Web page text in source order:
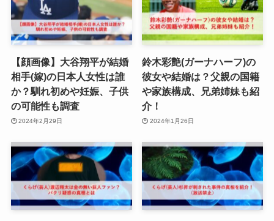
【顔画像】大谷翔平が結婚
相手(嫁)の日本人女性は誰
か？馴れ初めや妊娠、子供
の可能性も調査
2024年2月29日
鈴木彩艶(ガーナハーフ)の
彼女や結婚は？父親の国籍
や家族構成、兄弟姉妹も紹
介！
2024年1月26日